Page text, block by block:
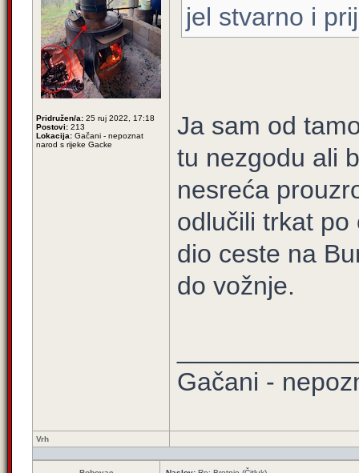
Pridružen/a: 25 ruj 2022, 17:18
Postovi: 213
Lokacija: Gačani - nepoznat
narod s rijeke Gacke
jel stvarno i
Ja sam od
tu nezgodu ali
nesreća
odlučili trkat
dio ceste na
do vožnje.
Gačani -
Vrh